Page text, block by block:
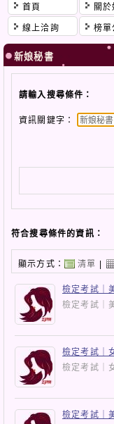
首頁 關於
線上洽詢 榜單
新娘秘書
請輸入搜尋條件：
資訊關鍵字：
符合搜尋條件的資訊：
顯示方式： 清單 |
檢定考試｜
檢定考試｜
檢定考試｜
檢定考試｜
檢定考試｜